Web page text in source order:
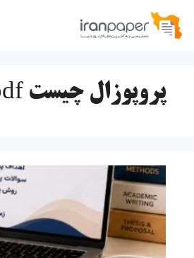
پرش
پروپوزال چیست pdf